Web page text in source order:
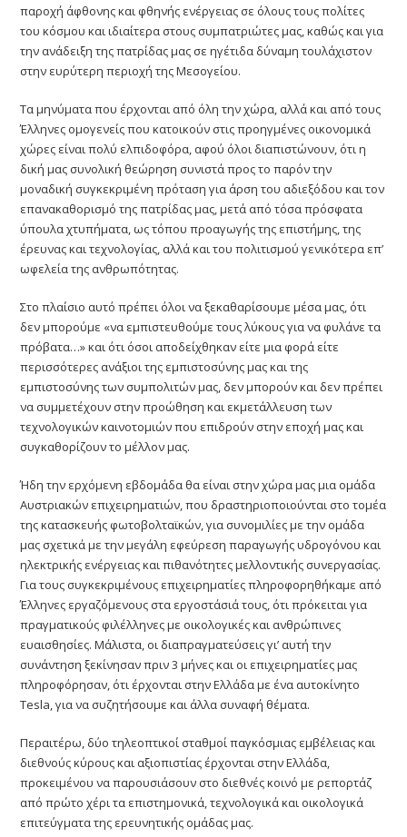
παροχή άφθονης και φθηνής ενέργειας σε όλους τους πολίτες
του κόσμου και ιδιαίτερα στους συμπατριώτες μας, καθώς και για
την ανάδειξη της πατρίδας μας σε ηγέτιδα δύναμη τουλάχιστον
στην ευρύτερη περιοχή της Μεσογείου.
Τα μηνύματα που έρχονται από όλη την χώρα, αλλά και από τους
Έλληνες ομογενείς που κατοικούν στις προηγμένες οικονομικά
χώρες είναι πολύ ελπιδοφόρα, αφού όλοι διαπιστώνουν, ότι η
δική μας συνολική θεώρηση συνιστά προς το παρόν την
μοναδική συγκεκριμένη πρόταση για άρση του αδιεξόδου και τον
επανακαθορισμό της πατρίδας μας, μετά από τόσα πρόσφατα
ύπουλα χτυπήματα, ως τόπου προαγωγής της επιστήμης, της
έρευνας και τεχνολογίας, αλλά και του πολιτισμού γενικότερα επ’
ωφελεία της ανθρωπότητας.
Στο πλαίσιο αυτό πρέπει όλοι να ξεκαθαρίσουμε μέσα μας, ότι
δεν μπορούμε «να εμπιστευθούμε τους λύκους για να φυλάνε τα
πρόβατα…» και ότι όσοι αποδείχθηκαν είτε μια φορά είτε
περισσότερες ανάξιοι της εμπιστοσύνης μας και της
εμπιστοσύνης των συμπολιτών μας, δεν μπορούν και δεν πρέπει
να συμμετέχουν στην προώθηση και εκμετάλλευση των
τεχνολογικών καινοτομιών που επιδρούν στην εποχή μας και
συγκαθορίζουν το μέλλον μας.
Ήδη την ερχόμενη εβδομάδα θα είναι στην χώρα μας μια ομάδα
Αυστριακών επιχειρηματιών, που δραστηριοποιούνται στο τομέα
της κατασκευής φωτοβολταϊκών, για συνομιλίες με την ομάδα
μας σχετικά με την μεγάλη εφεύρεση παραγωγής υδρογόνου και
ηλεκτρικής ενέργειας και πιθανότητες μελλοντικής συνεργασίας.
Για τους συγκεκριμένους επιχειρηματίες πληροφορηθήκαμε από
Έλληνες εργαζόμενους στα εργοστάσιά τους, ότι πρόκειται για
πραγματικούς φιλέλληνες με οικολογικές και ανθρώπινες
ευαισθησίες. Μάλιστα, οι διαπραγματεύσεις γι’ αυτή την
συνάντηση ξεκίνησαν πριν 3 μήνες και οι επιχειρηματίες μας
πληροφόρησαν, ότι έρχονται στην Ελλάδα με ένα αυτοκίνητο
Tesla, για να συζητήσουμε και άλλα συναφή θέματα.
Περαιτέρω, δύο τηλεοπτικοί σταθμοί παγκόσμιας εμβέλειας και
διεθνούς κύρους και αξιοπιστίας έρχονται στην Ελλάδα,
προκειμένου να παρουσιάσουν στο διεθνές κοινό με ρεπορτάζ
από πρώτο χέρι τα επιστημονικά, τεχνολογικά και οικολογικά
επιτεύγματα της ερευνητικής ομάδας μας.